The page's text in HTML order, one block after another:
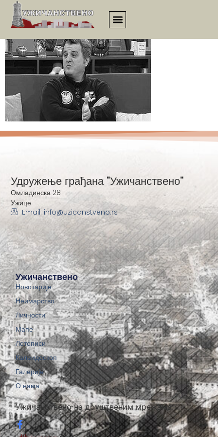
21vek_clanak_033
Ужичанствено на друштвеним мрежама:
Ужичанствено
Новотарије
Неимарство
Личности
Мапе
Летописи
Калеидоскоп
Галерије
О нама
Удружење грађана "Ужичанствено"
Омладинска 28
Ужице
Email: info@uzicanstveno.rs